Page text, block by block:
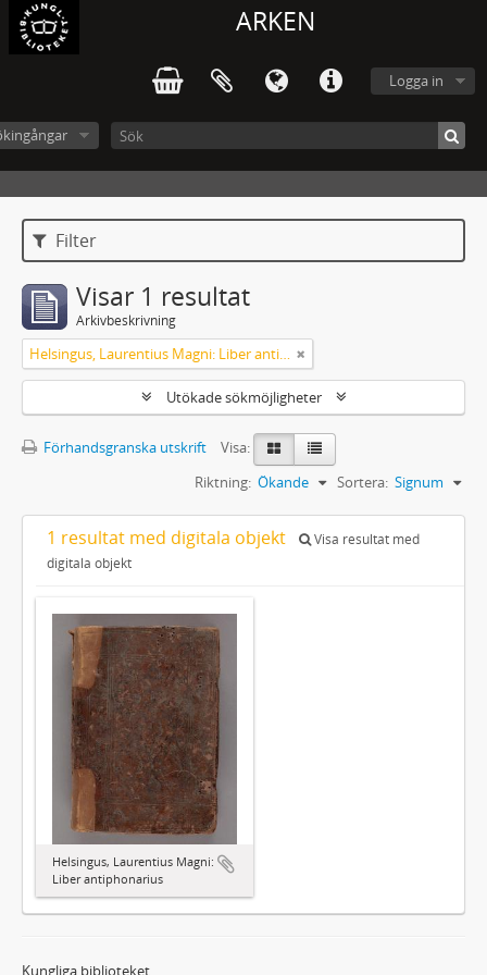
ARKEN
Logga in
Filter
Visar 1 resultat
Arkivbeskrivning
Helsingus, Laurentius Magni: Liber antiphonarius
Utökade sökmöjligheter
Förhandsgranska utskrift
Visa:
Sortera: Signum
Riktning: Ökande
1 resultat med digitala objekt
Visa resultat med
digitala objekt
Helsingus, Laurentius Magni:
Liber antiphonarius
Kungliga biblioteket